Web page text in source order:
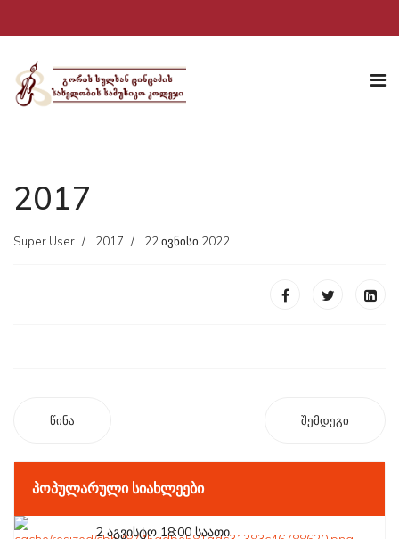
2017
Super User 2017 22 ივნისი 2022
წინა შემდეგი
ᲞᲝᲞᲣᲚᲐᲠᲣᲚᲘ ᲡᲘᲐᲮᲚᲔᲔᲑᲘ
2 აგვისტო 18:00 საათი